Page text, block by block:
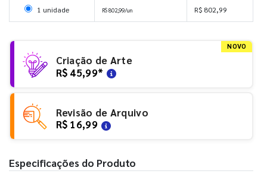
Selecionar 1 unidade
1 unidade R$ 802,99/un R$ 802,99
NOVO
Criação de Arte
R$ 45,99*
Revisão de Arquivo
R$ 16,99
Especificações do Produto